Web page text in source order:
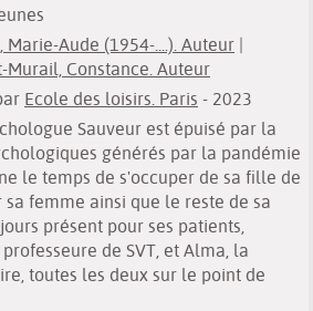
Marie-Aude (1954-....). Auteur |
Murail, Constance. Auteur
Ecole des loisirs. Paris - 2023
Sauveur est épuisé par la
générés par la pandémie
le temps de s'occuper de sa fille de
femme ainsi que le reste de sa
présent pour ses patients,
de SVT, et Alma, la
toutes les deux sur le point de